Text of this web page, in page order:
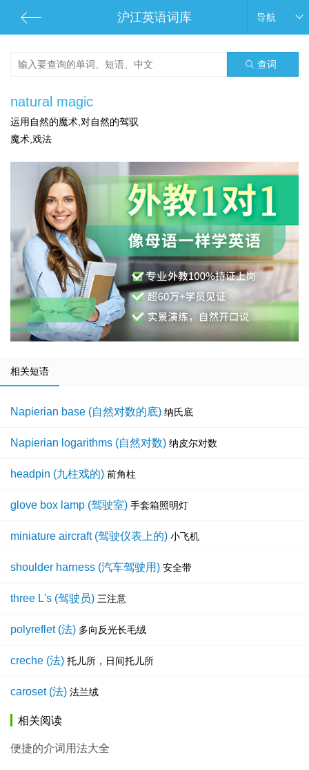
沪江英语词库 导航
查词
natural magic
运用自然的魔术,对自然的驾驭
魔术,戏法
相关短语
Napierian base (自然对数的底) 纳氏底
Napierian logarithms (自然对数) 纳皮尔对数
headpin (九柱戏的) 前角柱
glove box lamp (驾驶室) 手套箱照明灯
miniature aircraft (驾驶仪表上的) 小飞机
shoulder harness (汽车驾驶用) 安全带
three L's (驾驶员) 三注意
polyreflet (法) 多向反光长毛绒
creche (法) 托儿所，日间托儿所
caroset (法) 法兰绒
相关阅读
便捷的介词用法大全